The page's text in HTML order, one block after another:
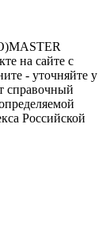
на сайте с
- уточняйте у
справочный
Российской